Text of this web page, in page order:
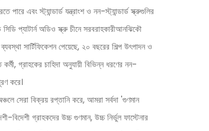
এবং স্ট্যান্ডার্ড যন্ত্রাংশ ও নন-স্ট্যান্ডার্ড স্ক্রুগুলির
প্যাটার্ন অডিও স্ক্রু চীনে সরবরাহকারীআনঝিকৌ
সার্টিফিকেশন পেয়েছে, ২০ বছরের শিল্প উৎপাদন ও
গ্রাহকের চাহিদা অনুযায়ী বিভিন্ন ধরণের নন-
করে।
সেরা বিক্রয় রপ্তানি করে, আমরা সর্বদা 'গুণমান
গ্রাহকদের উচ্চ গুণমান, উচ্চ নির্ভুল ফাস্টেনার